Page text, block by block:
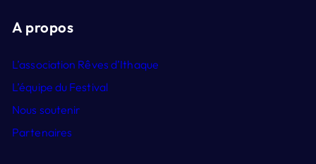
A propos
L’association Rêves d’Ithaque
L’équipe du Festival
Nous soutenir
Partenaires